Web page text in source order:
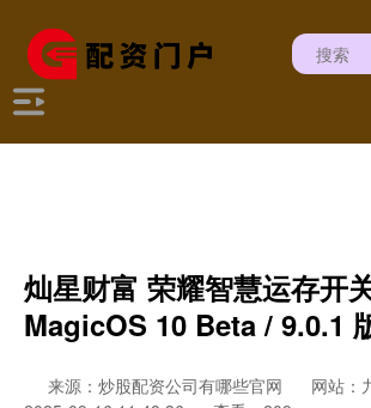
灿星财富 荣耀智慧运存开
MagicOS 10 Beta / 9.0.1
来源：炒股配资公司有哪些官网 网站：